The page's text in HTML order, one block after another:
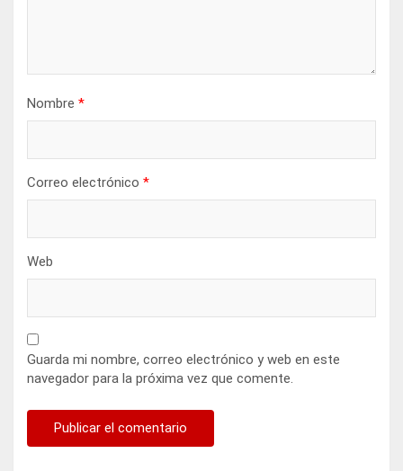
Nombre *
Correo electrónico *
Web
Guarda mi nombre, correo electrónico y web en este
navegador para la próxima vez que comente.